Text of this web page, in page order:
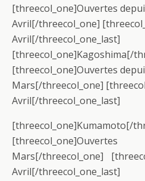
[threecol_one]Ouvertes
Avril[/threecol_one]
Avril[/threecol_one_last]
[threecol_one]Kagoshima[/
[threecol_one]Ouvertes
Mars[/threecol_one]
Avril[/threecol_one_last]
[threecol_one]Kumamoto[/
Mars[/threecol_one]
Avril[/threecol_one_last]